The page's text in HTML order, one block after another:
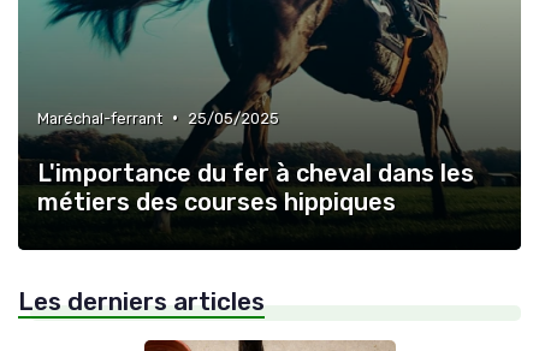
Maréchal-ferrant • 25/05/2025
L'importance du fer à cheval dans les
métiers des courses hippiques
Les derniers articles